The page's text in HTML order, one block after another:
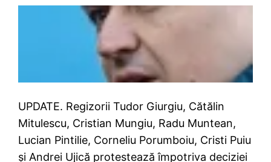
UPDATE. Regizorii Tudor Giurgiu, Cătălin
Mitulescu, Cristian Mungiu, Radu Muntean,
Lucian Pintilie, Corneliu Porumboiu, Cristi Puiu
şi Andrei Ujică protestează împotriva deciziei